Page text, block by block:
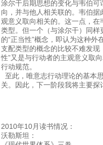
涂尔干后期思想的变化与韦伯
向，并与他人相关联的。韦伯
观意义取向相关的。这一点，
类型。但一个（与涂尔干）同
的“正当性”概念，即认为这种外
支配类型的概念的比较不难发现
性”又是与行动者的主观意义取
行动规范。
至此，唯意志行动理论的基本
关。因此，下一阶段我将主要探
2010年10月读书情况：
沃勒斯坦：